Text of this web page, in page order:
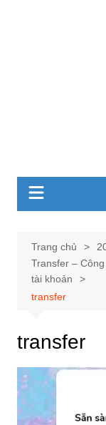
Trang chủ
Transfer –
tài khoản
transfer
transfer